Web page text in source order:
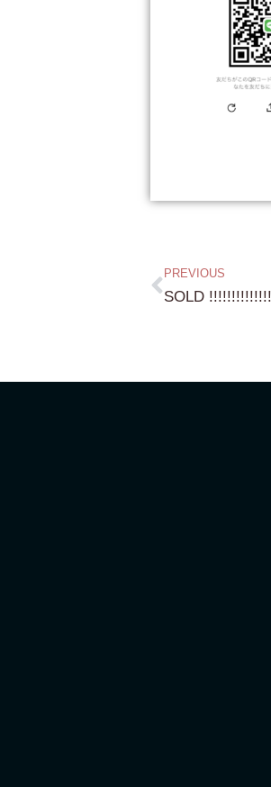
PREVIOUS